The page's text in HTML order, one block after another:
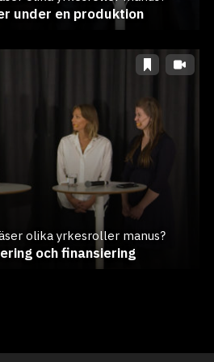
under en produktion
olika yrkesroller manus?
och finansiering